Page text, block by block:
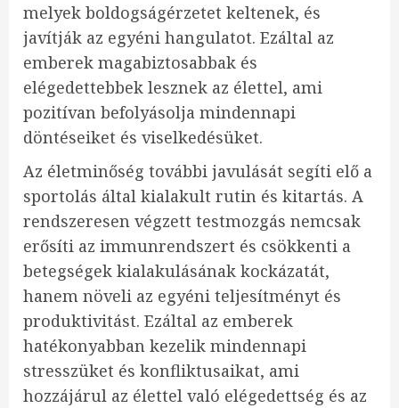
melyek boldogságérzetet keltenek, és
javítják az egyéni hangulatot. Ezáltal az
emberek magabiztosabbak és
elégedettebbek lesznek az élettel, ami
pozitívan befolyásolja mindennapi
döntéseiket és viselkedésüket.
Az életminőség további javulását segíti elő a
sportolás által kialakult rutin és kitartás. A
rendszeresen végzett testmozgás nemcsak
erősíti az immunrendszert és csökkenti a
betegségek kialakulásának kockázatát,
hanem növeli az egyéni teljesítményt és
produktivitást. Ezáltal az emberek
hatékonyabban kezelik mindennapi
stresszüket és konfliktusaikat, ami
hozzájárul az élettel való elégedettség és az